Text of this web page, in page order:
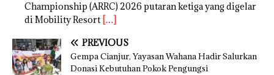
Championship (ARRC) 2026 putaran ketiga yang digelar
di Mobility Resort […]
PREVIOUS
Gempa Cianjur, Yayasan Wahana Hadir Salurkan
Donasi Kebutuhan Pokok Pengungsi